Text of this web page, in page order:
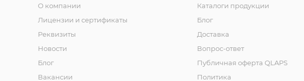
О компании
Лицензии и сертификаты
Реквизиты
Новости
Блог
Вакансии
Каталоги продукции
Блог
Доставка
Вопрос-ответ
Публичная оферта QLAPS
Политика